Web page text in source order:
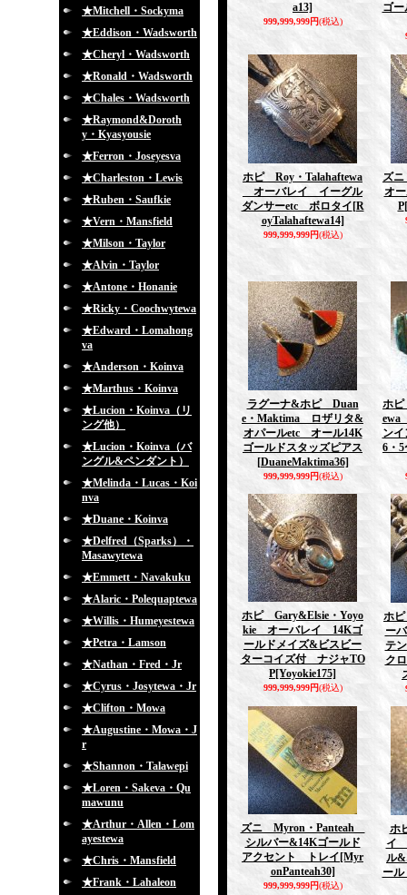
★Mitchell・Sockyma
★Eddison・Wadsworth
★Cheryl・Wadsworth
★Ronald・Wadsworth
★Chales・Wadsworth
★Raymond&Doroth
y・Kyasyousie
★Ferron・Joseyesva
★Charleston・Lewis
★Ruben・Saufkie
★Vern・Mansfield
★Milson・Taylor
★Alvin・Taylor
★Antone・Honanie
★Ricky・Coochwytewa
★Edward・Lomahong
va
★Anderson・Koinva
★Marthus・Koinva
★Lucion・Koinva（リ
ング他）
★Lucion・Koinva（バ
ングル&ペンダント）
★Melinda・Lucas・Koi
nva
★Duane・Koinva
★Delfred（Sparks）・
Masawytewa
★Emmett・Navakuku
★Alaric・Polequaptewa
★Willis・Humeyestewa
★Petra・Lamson
★Nathan・Fred・Jr
★Cyrus・Josytewa・Jr
★Clifton・Mowa
★Augustine・Mowa・J
r
★Shannon・Talawepi
★Loren・Sakeva・Qu
mawunu
★Arthur・Allen・Lom
ayestewa
★Chris・Mansfield
★Frank・Lahaleon
a13]
999,999,999円(税込)
ゴー
ホピ Roy・Talahaftewa
オーバレイ イーグル
ダンサーetc ボロタイ [R
oyTalahaftewa14]
999,999,999円(税込)
ズ
オ
P
ラグーナ&ホピ Duan
e・Maktima ロザリタ&
オパールetc オール14K
ゴールドスタッズピアス
[DuaneMaktima36]
999,999,999円(税込)
ホ
ewa
ン
6・5
ホピ Gary&Elsie・Yoyo
kie オーバレイ 14Kゴ
ールドメイズ&ビスビー
ターコイズ付 ナジャTO
P[Yoyokie175]
999,999,999円(税込)
ホ
ー
テ
ク
ズニ Myron・Panteah
シルバー&14Kゴールド
アクセント トレイ [Myr
onPanteah30]
999,999,999円(税込)
ホ
イ
ル
ール